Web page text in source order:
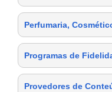
Perfumaria,
Programas de
Provedores de